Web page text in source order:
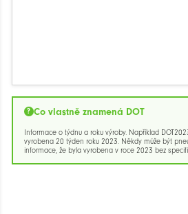
Co vlastně znamená DOT
Informace o týdnu a roku výroby. Například
vyrobena 20 týden roku 2023. Někdy může být
informace, že byla vyrobena v roce 2023 bez